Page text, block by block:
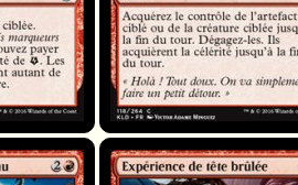
Expérience de tête brûlée